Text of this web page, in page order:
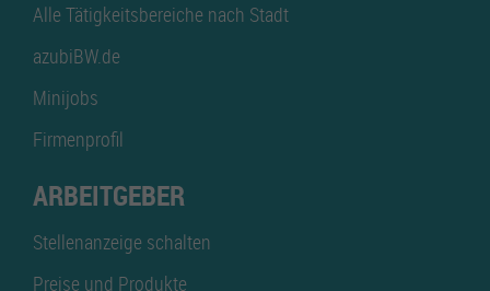
Alle Tätigkeitsbereiche nach Stadt
azubiBW.de
Minijobs
Firmenprofil
ARBEITGEBER
Stellenanzeige schalten
Preise und Produkte